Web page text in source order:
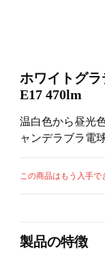
ホワイトグ
E17 470lm
温白色から昼光
ャンデラブラ電
上げたいときに
この商品はもう入手で
製品の特徴